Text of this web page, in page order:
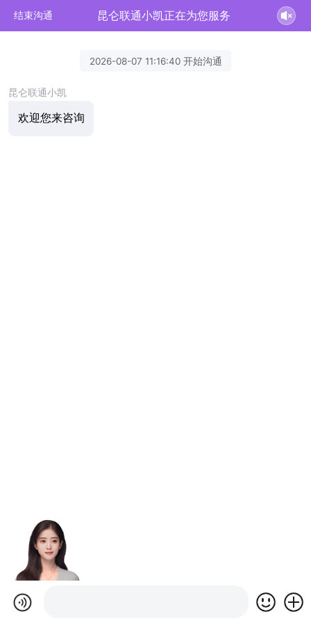
结束沟通 昆仑联通小凯正在为您服务
2026-08-07 11:16:40 开始沟通
昆仑联通小凯
欢迎您来咨询